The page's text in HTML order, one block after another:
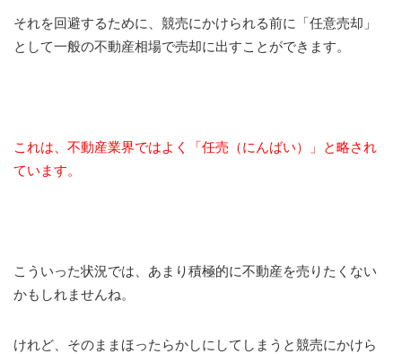
それを回避するために、競売にかけられる前に「任意売却」
として一般の不動産相場で売却に出すことができます。
これは、不動産業界ではよく「任売（にんばい）」と略され
ています。
こういった状況では、あまり積極的に不動産を売りたくない
かもしれませんね。
けれど、そのままほったらかしにしてしまうと競売にかけら